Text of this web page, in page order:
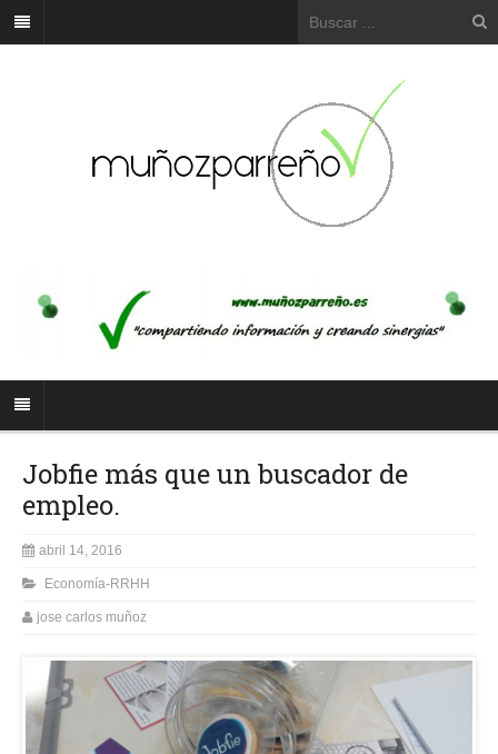
Jobfie más que un buscador de
empleo.
abril 14, 2016
Economía-RRHH
jose carlos muñoz